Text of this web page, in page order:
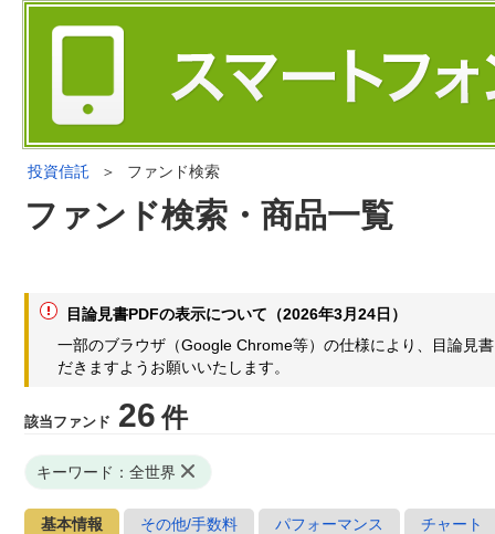
投資信託 ＞ ファンド検索
ファンド検索・商品一覧
目論見書PDFの表示について（2026年3月24日）
一部のブラウザ（Google Chrome等）の仕様により、目論見
だきますようお願いいたします。
該当ファンド 26 件
キーワード：全世界
基本情報 その他/手数料 パフォーマンス チャート